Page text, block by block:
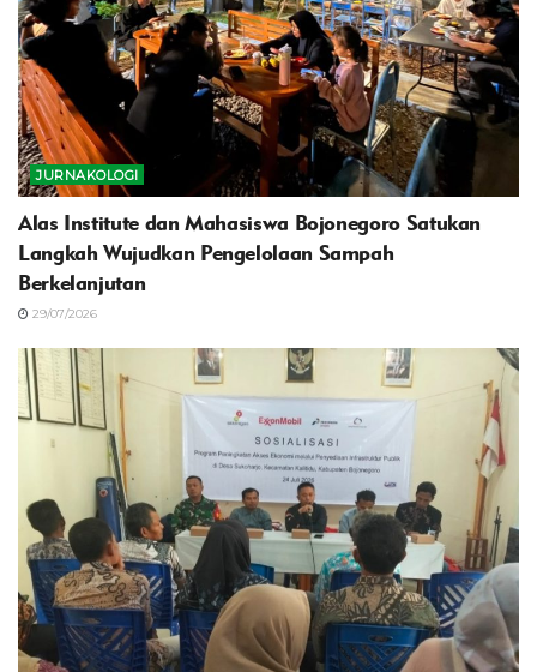
JURNAKOLOGI
Alas Institute dan Mahasiswa Bojonegoro Satukan
Langkah Wujudkan Pengelolaan Sampah
Berkelanjutan
29/07/2026